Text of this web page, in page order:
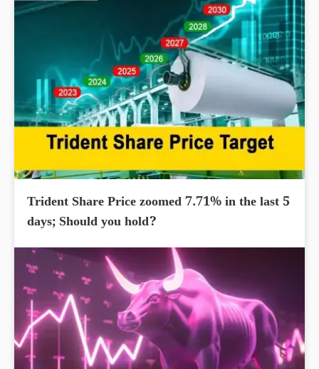
Trident Share Price zoomed 7.71% in the last 5
days; Should you hold?